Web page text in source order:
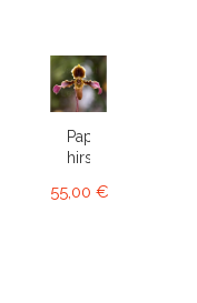
Paphiopedilum
hirsutissimum
55,00 €